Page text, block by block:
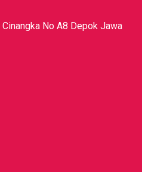
Cinangka No A8 Depok Jawa